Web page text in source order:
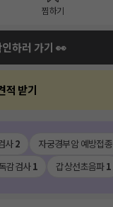
찜하기
인하러 가기 👀
적 받기
사2 자궁경부암 예방접종
감검사1 갑상선초음파1